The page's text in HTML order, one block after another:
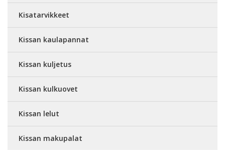
Kisatarvikkeet
Kissan kaulapannat
Kissan kuljetus
Kissan kulkuovet
Kissan lelut
Kissan makupalat